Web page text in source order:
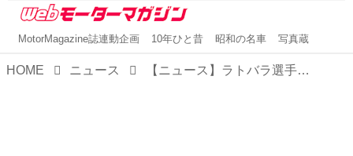
MotorMagazine誌連動企画 10年ひと昔 昭和の名車 写真蔵
HOME ニュース 【ニュース】ラトバラ選手のヤリスWRCがラリースウェーデンでトップに浮上。残りあと1日